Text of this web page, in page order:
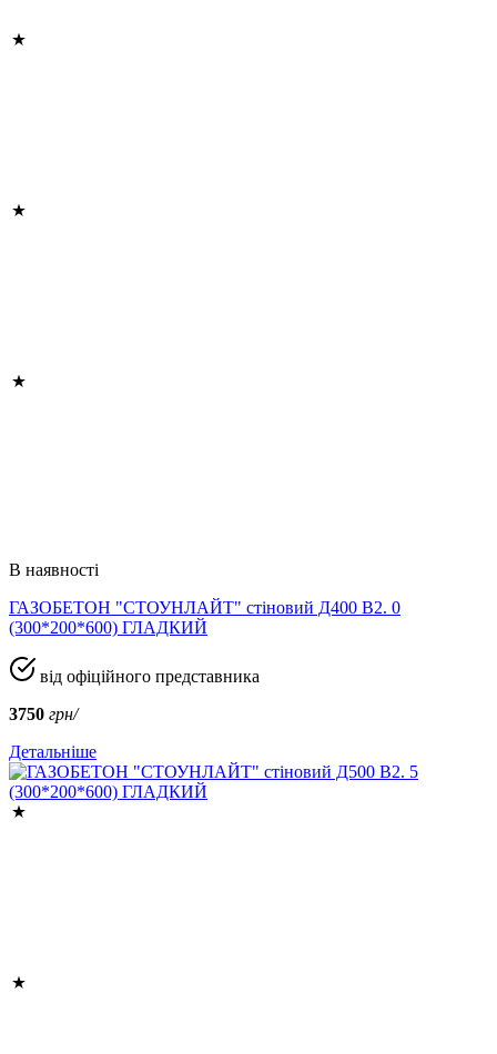
В наявності
ГАЗОБЕТОН "СТОУНЛАЙТ" стіновий Д400 В2. 0
(300*200*600) ГЛАДКИЙ
від офіційного представника
3750 грн/
Детальніше